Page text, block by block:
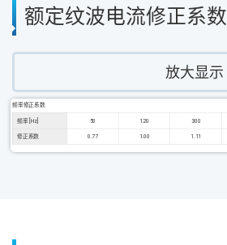
额定纹波电流修正系数
放大显示
频率修正系数
频率 [Hz] 50 120 300
修正系数 0.77 1.00 1.11